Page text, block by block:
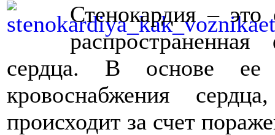
Стенокардия –
сердца. В основе ее
кровоснабжения
происходит за счет